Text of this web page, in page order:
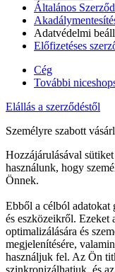
Általános
Adatvédelmi
Előfizetéses
Cég
További
Elállás a szerződéstől
Személyre szabott
Hozzájárulásával
használunk, hogy
Önnek.
Ebből a célból
és eszközeikről. Ezeket
optimalizálására és
megjelenítésére,
használjuk fel. Az Ön
szinkronizálhatjuk, és